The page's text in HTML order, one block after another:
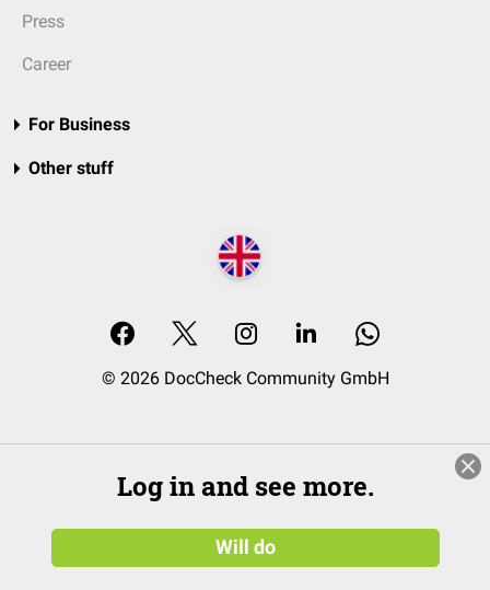
Press
Career
For Business
Other stuff
© 2026 DocCheck Community GmbH
Log in and see more.
Will do